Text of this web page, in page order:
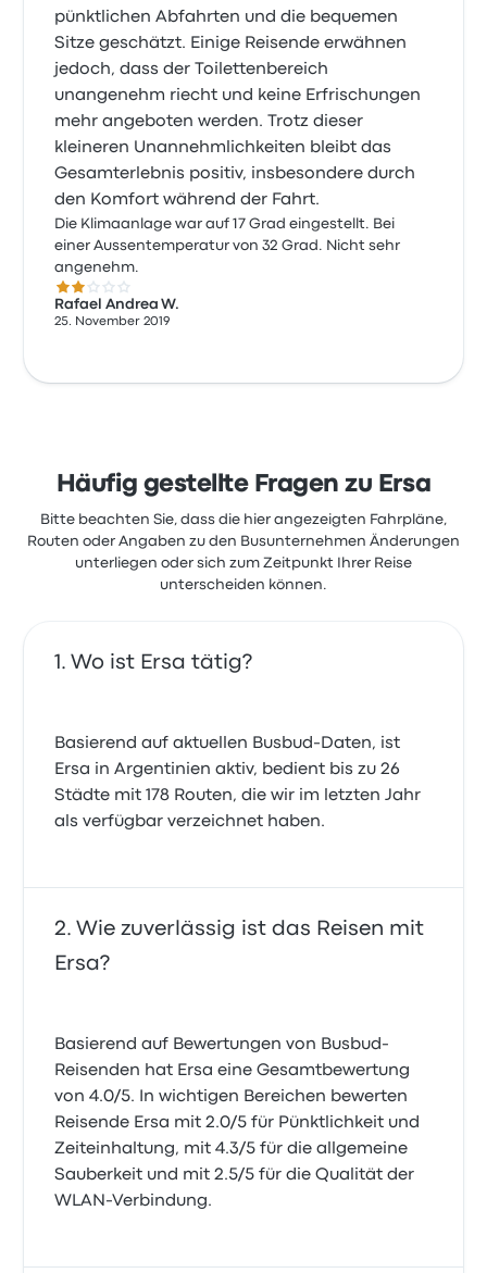
pünktlichen Abfahrten und die bequemen
Sitze geschätzt. Einige Reisende erwähnen
jedoch, dass der Toilettenbereich
unangenehm riecht und keine Erfrischungen
mehr angeboten werden. Trotz dieser
kleineren Unannehmlichkeiten bleibt das
Gesamterlebnis positiv, insbesondere durch
den Komfort während der Fahrt.
Die Klimaanlage war auf 17 Grad eingestellt. Bei
einer Aussentemperatur von 32 Grad. Nicht sehr
angenehm.
2.0 von 5 Sternen
Rafael Andrea W.
25. November 2019
Häufig gestellte Fragen zu Ersa
Bitte beachten Sie, dass die hier angezeigten Fahrpläne,
Routen oder Angaben zu den Busunternehmen Änderungen
unterliegen oder sich zum Zeitpunkt Ihrer Reise
unterscheiden können.
Wo ist Ersa tätig?
Basierend auf aktuellen Busbud-Daten, ist
Ersa in Argentinien aktiv, bedient bis zu 26
Städte mit 178 Routen, die wir im letzten Jahr
als verfügbar verzeichnet haben.
Wie zuverlässig ist das Reisen mit
Ersa?
Basierend auf Bewertungen von Busbud-
Reisenden hat Ersa eine Gesamtbewertung
von 4.0/5. In wichtigen Bereichen bewerten
Reisende Ersa mit 2.0/5 für Pünktlichkeit und
Zeiteinhaltung, mit 4.3/5 für die allgemeine
Sauberkeit und mit 2.5/5 für die Qualität der
WLAN-Verbindung.